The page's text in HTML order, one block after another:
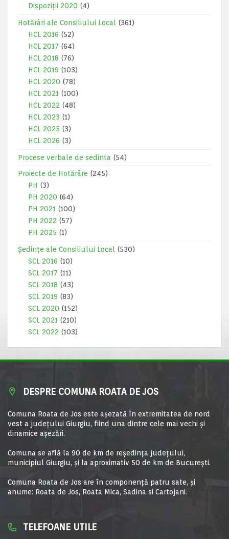
Dispoziții 2020 (4)
Hotărâri ale Consiliului Local
(361)
HCL 2016 (52)
HCL 2017 (64)
HCL 2018 (76)
HCL 2019 (103)
HCL 2020 (78)
HCL 2021 (100)
HCL 2022 (48)
HCL 2023 (1)
HCL 2025 (3)
HCL 2026 (3)
Procese verbale de sedinta (54)
Proiecte de Hotărâre (245)
PH (3)
PH 2020 (64)
PH 2021 (100)
PH 2022 (57)
PH 2025 (1)
Ședințe ale Consiliului Local
(530)
SCL 2016 (10)
SCL 2017 (11)
SCL 2018 (43)
SCL 2019 (83)
SCL 2020 (152)
SCL 2021 (210)
SCL 2022 (103)
DESPRE COMUNA ROATA DE JOS
Comuna Roata de Jos este aşezată în extremitatea de nord
vest a judeţului Giurgiu, fiind una dintre cele mai vechi şi
dinamice aşezări.
Comuna se află la 90 de km de reşedinţa judeţului,
municipiul Giurgiu, şi la aproximativ 50 de km de Bucureşti.
Comuna Roata de Jos are în componență patru sate, și
anume: Roata de Jos, Roata Mica, Sadina si Cartojani.
TELEFOANE UTILE